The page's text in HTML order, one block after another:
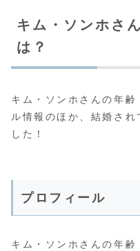
キム・ソンホさ
は？
キム・ソンホさんの年
ル情報のほか、結婚さ
した！
プロフィール
キム・ソンホさんの年